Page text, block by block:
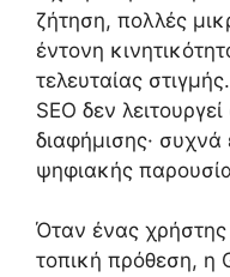
ζήτηση, πολλές
έντονη
τελευταίας
SEO δεν
διαφήμισης· συχνά
ψηφιακής
Όταν ένας
τοπική πρόθεση, η